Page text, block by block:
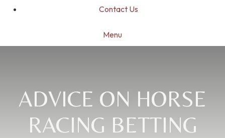
Contact Us
Menu
ADVICE ON HORSE
RACING BETTING